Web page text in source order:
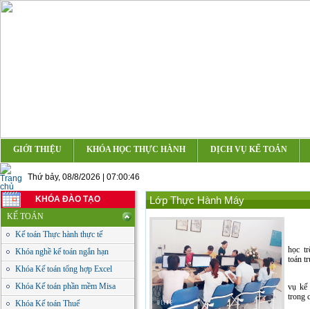
GIỚI THIỆU KHÓA HỌC THỰC HÀNH DỊCH VỤ KẾ TOÁN
Thứ bảy, 08/8/2026 | 07:00:46
KHÓA ĐÀO TẠO
KẾ TOÁN
Kế toán Thực hành thực tế
Khóa nghề kế toán ngắn hạn
Khóa Kế toán tổng hợp Excel
Khóa Kế toán phần mềm Misa
Khóa Kế toán Thuế
Lớp Thực Hành Máy
học
toán
vụ kế
trong